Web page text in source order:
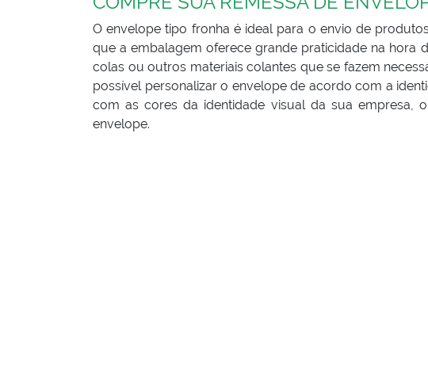
O envelope tipo fronha é ideal para o envio de
que a embalagem oferece grande praticidade na hora
colas ou outros materiais colantes que se fazem
possível personalizar o envelope de acordo com a
com as cores da identidade visual da sua empresa,
envelope.